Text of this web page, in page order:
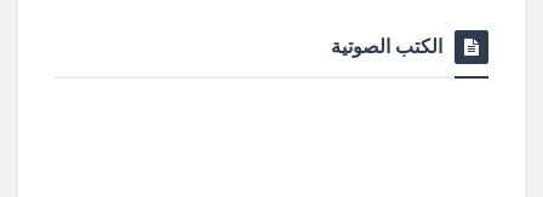
الكتب الصوتية